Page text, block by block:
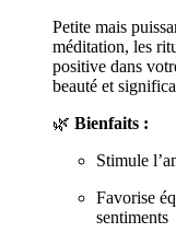
Petite mais
méditation, les
positive dans
beauté et
🌿 Bienfaits :
Stimule
Favorise
sentiments